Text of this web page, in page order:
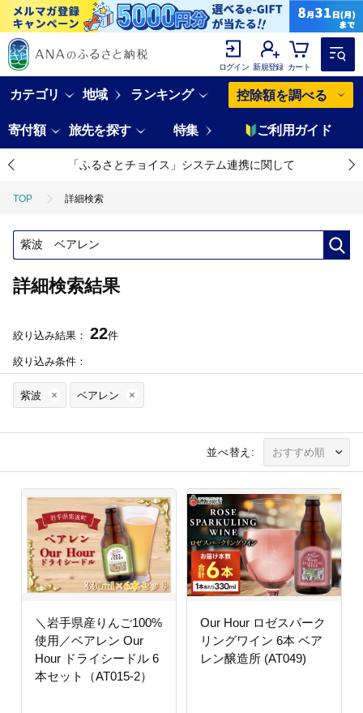
ログイン 新規登録 カート
カテゴリ 地域 ランキング 控除額を調べる
寄付額 旅先を探す 特集 ご利用ガイド
「ふるさとチョイス」システム連携に関して
TOP 詳細検索
詳細検索結果
絞り込み結果： 22件
絞り込み条件：
紫波 ベアレン
並べ替え:
＼岩手県産りんご100%
使用／ベアレン Our
Hour ドライシードル 6
本セット（AT015-2）
Our Hour ロゼスパーク
リングワイン 6本 ベア
レン醸造所 (AT049)